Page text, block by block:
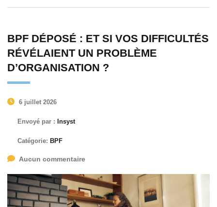
BPF DÉPOSÉ : ET SI VOS DIFFICULTÉS
RÉVÉLAIENT UN PROBLÈME
D’ORGANISATION ?
6 juillet 2026
Envoyé par : Insyst
Catégorie: BPF
Aucun commentaire